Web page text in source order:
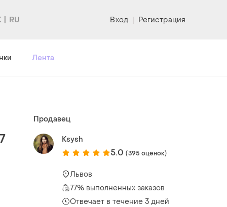
Вход | Регистрация
Лента
Продавец
Ksysh
5.0 (395 оценок)
Львов
77% выполненных заказов
Отвечает в течение 3 дней